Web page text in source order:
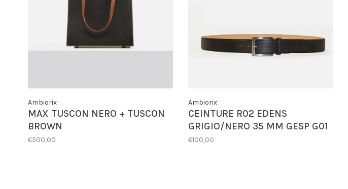
Ambiorix
MAX TUSCON NERO + TUSCON
BROWN
€500,00
Ambiorix
CEINTURE R02 EDENS
GRIGIO/NERO 35 MM GESP G01
€100,00